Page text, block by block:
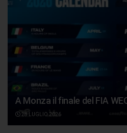
A Monza il finale del FIA
28 LUGLIO 2026